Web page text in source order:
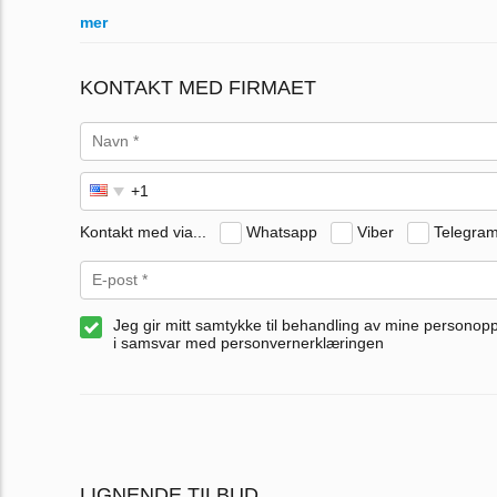
mer
KONTAKT MED FIRMAET
Kontakt med via... Whatsapp Viber Telegram
Jeg gir mitt samtykke til behandling av mine
i samsvar med personvernerklæringen